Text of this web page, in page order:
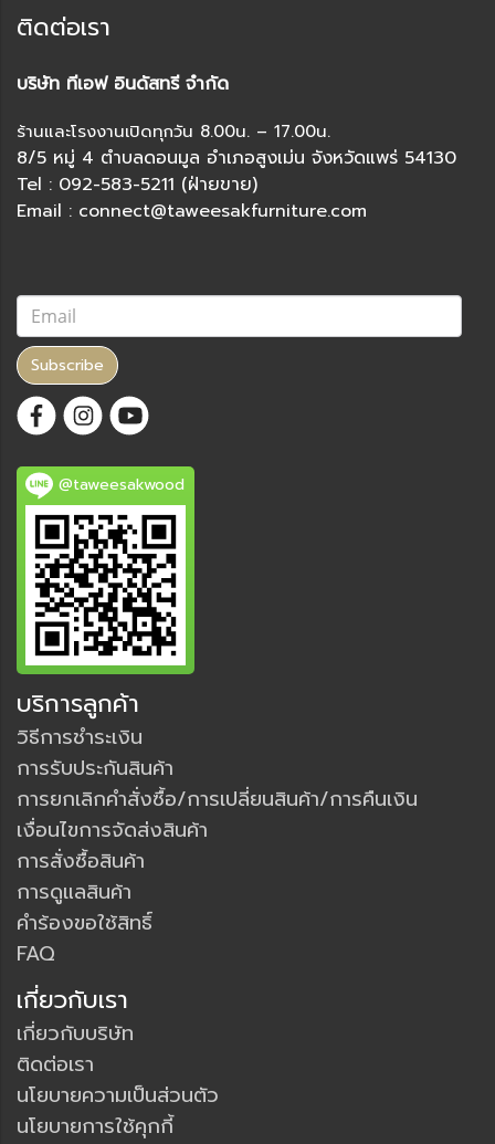
ติดต่อเรา
บริษัท ทีเอฟ อินดัสทรี จำกัด
ร้านและโรงงานเปิดทุกวัน 8.00น. – 17.00น.
8/5 หมู่ 4 ตำบลดอนมูล อำเภอสูงเม่น จังหวัดแพร่ 54130
Tel : 092-583-5211 (ฝ่ายขาย)
Email : connect@taweesakfurniture.com
Subscribe
@taweesakwood
บริการลูกค้า
วิธีการชำระเงิน
การรับประกันสินค้า
การยกเลิกคำสั่งซื้อ/การเปลี่ยนสินค้า/การคืนเงิน
เงื่อนไขการจัดส่งสินค้า
การสั่งซื้อสินค้า
การดูแลสินค้า
คำร้องขอใช้สิทธิ์
FAQ
เกี่ยวกับเรา
เกี่ยวกับบริษัท
ติดต่อเรา
นโยบายความเป็นส่วนตัว
นโยบายการใช้คุกกี้